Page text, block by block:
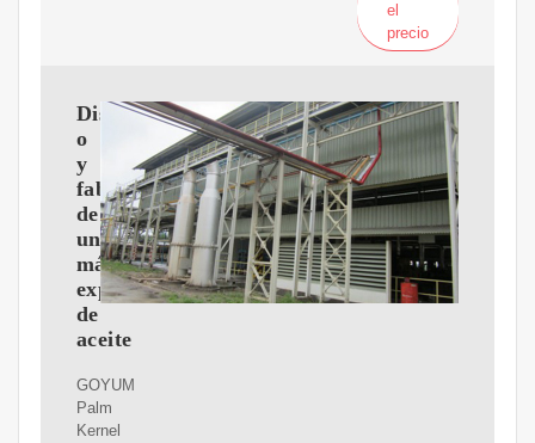
el
precio
Dise?
o
y
fabricación
de
una
máquina
expulsora
de
aceite
GOYUM
Palm
Kernel